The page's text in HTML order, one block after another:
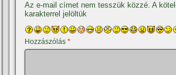
Az e-mail címet nem tesszük közzé. A
karakterrel jelöltük
Hozzászólás*